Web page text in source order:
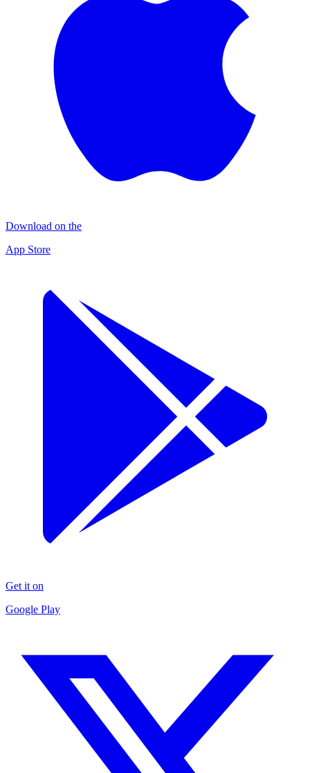
Download on the
App Store
Get it on
Google Play